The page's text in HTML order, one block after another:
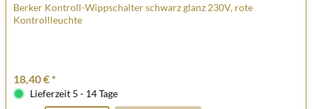
Berker Kontroll-Wippschalter schwarz glanz 230V, rote
Kontrollleuchte
18,40 € *
Lieferzeit 5 - 14 Tage